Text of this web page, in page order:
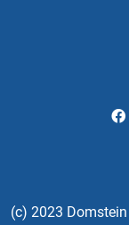
(c) 2023 Domstein